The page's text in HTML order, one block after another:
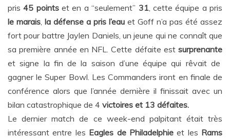
pris45 pointset en a “seulement” 31, cette équipe a pris
le marais la défense a pris l’eau et Goff n’a pas été assez
fort pour battre Jaylen Daniels, un jeune qui ne connaît que
sa première année en NFL. Cette défaite est surprenante
et signe la fin de la saison d’une équipe qui rêvait de
gagner le Super Bowl. Les Commanders iront en finale de
conférence alors que l’année dernière il finissait avec un
bilan catastrophique de 4 victoires et 13 défaites.
Le dernier match de ce week-end palpitant était très
intéressant entre les Eagles de Philadelphieet les Rams